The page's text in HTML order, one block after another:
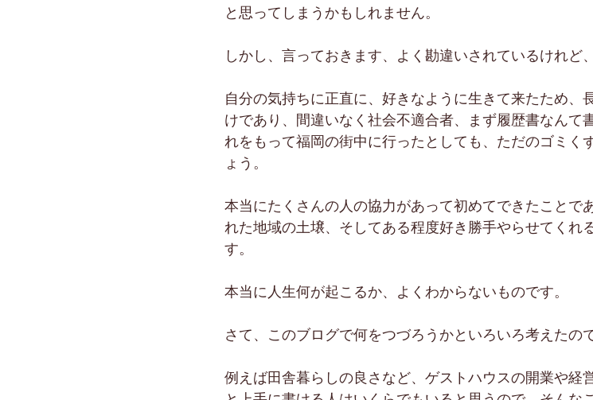
と思ってしまうかもしれません。
しかし、言っておきます、よく勘違いされているけれど
自分の気持ちに正直に、好きなように生きて来たため、
けであり、間違いなく社会不適合者、まず履歴書なんて
れをもって福岡の街中に行ったとしても、ただのゴミく
ょう。
本当にたくさんの人の協力があって初めてできたことで
れた地域の土壌、そしてある程度好き勝手やらせてくれ
す。
本当に人生何が起こるか、よくわからないものです。
さて、このブログで何をつづろうかといろいろ考えたの
例えば田舎暮らしの良さなど、ゲストハウスの開業や経